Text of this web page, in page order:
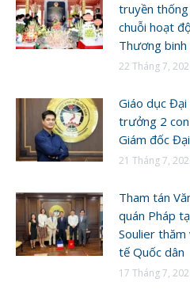
truyền thống
chuỗi hoạt
Thương
22 Tháng 7,
Giáo dục
trưởng 2
Giám đốc
21 Tháng 7,
Tham tán
quán Pháp
Soulier thăm
tế Quốc dân
17 Tháng 7,